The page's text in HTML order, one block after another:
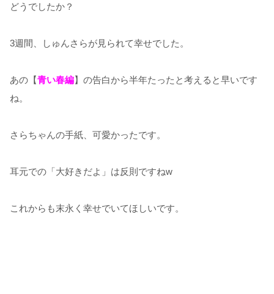
どうでしたか？
3週間、しゅんさらが見られて幸せでした。
あの【青い春編】の告白から半年たったと考えると早いです
ね。
さらちゃんの手紙、可愛かったです。
耳元での「大好きだよ」は反則ですねw
これからも末永く幸せでいてほしいです。